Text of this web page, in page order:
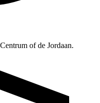
of de Jordaan.